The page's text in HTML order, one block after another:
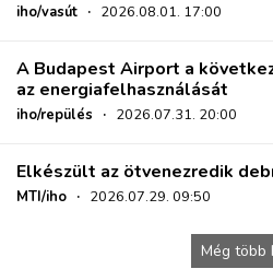
iho/vasút · 2026.08.01. 17:00
A Budapest Airport a
az energiafelhasználását
iho/repülés · 2026.07.31. 20:00
Elkészült az ötvenezredik
MTI/iho · 2026.07.29. 09:50
Még több